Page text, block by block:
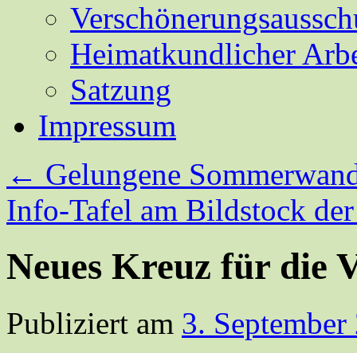
Heimatkundlicher
Satzung
Impressum
← Gelungene
Info-Tafel am Bildstock
Neues Kreuz für die
Publiziert am 3. September